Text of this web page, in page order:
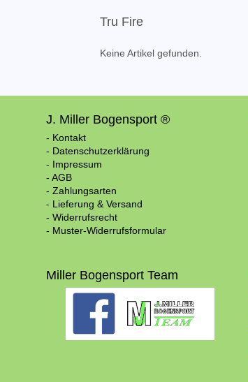
Tru Fire
Keine Artikel gefunden.
J. Miller Bogensport ®
- Kontakt
- Datenschutzerklärung
- Impressum
- AGB
- Zahlungsarten
- Lieferung & Versand
- Widerrufsrecht
- Muster-Widerrufsformular
Miller Bogensport Team